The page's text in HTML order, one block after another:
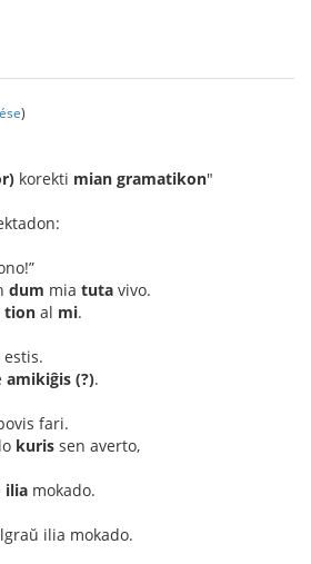
)
korekti mian gramatikon"
dum mia tuta vivo.
tion al mi.
estis.
amikiĝis (?).
fari.
kuris sen averto,
ilia mokado.
ilia mokado.